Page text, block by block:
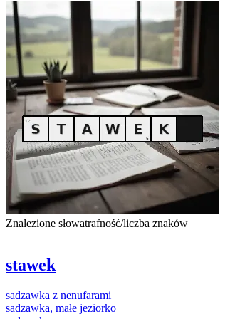
Znalezione słowatrafność/liczba znaków
stawek
sadzawka z nenufarami
sadzawka, małe jeziorko